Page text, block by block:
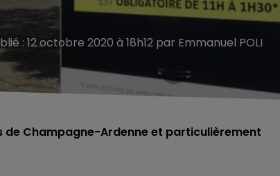
: 12 octobre 2020 à 18h12 par Emmanuel POLI
Champagne-Ardenne et particulièrement